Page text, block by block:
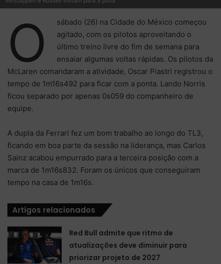
O
sábado (26) na Cidade do México começou
agitado, com os pilotos aproveitando o
último treino livre do fim de semana para
ensaiar algumas voltas rápidas. Os pilotos da
McLaren comandaram a atividade, Oscar Piastri registrou o
tempo de 1m16s492 para ficar com a ponta. Lando Norris
ficou separado por apenas 0s059 do companheiro de
equipe.
A dupla da Ferrari fez um bom trabalho ao longo do TL3,
ficando em boa parte da sessão na liderança, mas Carlos
Sainz acabou empurrado para a terceira posição com a
marca de 1m16s832. Foram os únicos que conseguiram
tempo na casa de 1m16s.
Artigos relacionados
Red Bull admite que ritmo de
atualizações deve diminuir para
priorizar projeto de 2027